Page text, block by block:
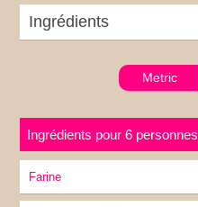
Ingrédients
Metric
Ingrédients pour 6 personnes
Farine